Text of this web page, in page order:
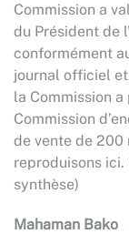
Commission a
du Président de
conformément
journal officiel et
la Commission
Commission
de vente de 200
reproduisons ici.
synthèse)
Mahaman Bako